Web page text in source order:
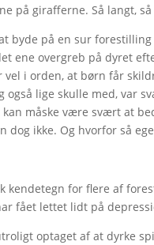
på girafferne. Så langt, så
byde på en sur
ene overgreb på dyret
i orden, at børn får
lige skulle med, var
måske være svært at
ikke. Og hvorfor så
kendetegn for flere af
fået lettet lidt på
optaget af at dyrke